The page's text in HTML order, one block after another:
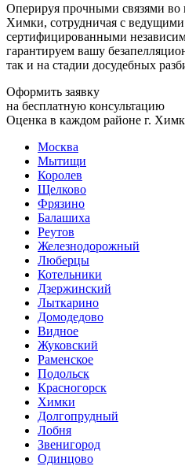
Оперируя прочными связями во
Химки, сотрудничая с
сертифицированными
гарантируем вашу
так и на стадии досудебных
Оформить заявку
на бесплатную консультацию
Оценка в каждом районе г.
Москва
Мытищи
Королев
Щелково
Фрязино
Балашиха
Реутов
Железнодорожный
Люберцы
Котельники
Дзержинский
Лыткарино
Домодедово
Видное
Жуковский
Раменское
Подольск
Красногорск
Химки
Долгопрудный
Лобня
Звенигород
Одинцово